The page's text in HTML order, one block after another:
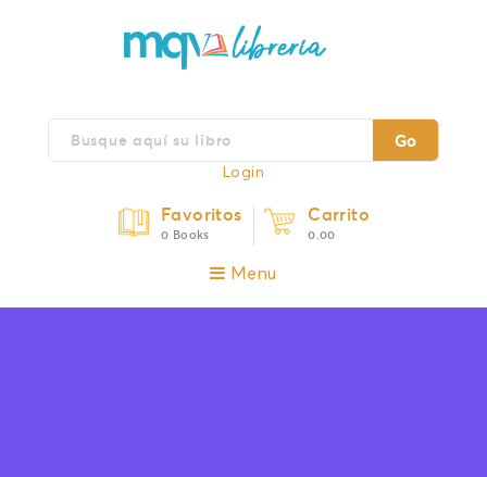
Go
Login
Favoritos
0 Books
Carrito
0.00
Menu